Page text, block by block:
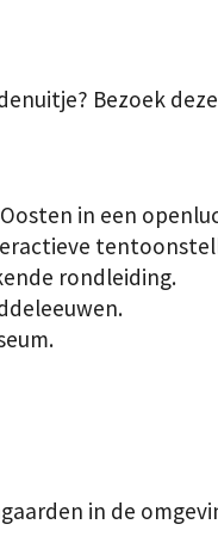
Bezoek
in een
rondleiding.
in de